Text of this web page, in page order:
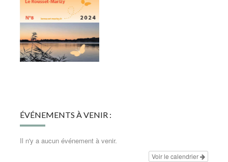
ÉVÉNEMENTS À VENIR :
Il n'y a aucun événement à venir.
Voir le calendrier